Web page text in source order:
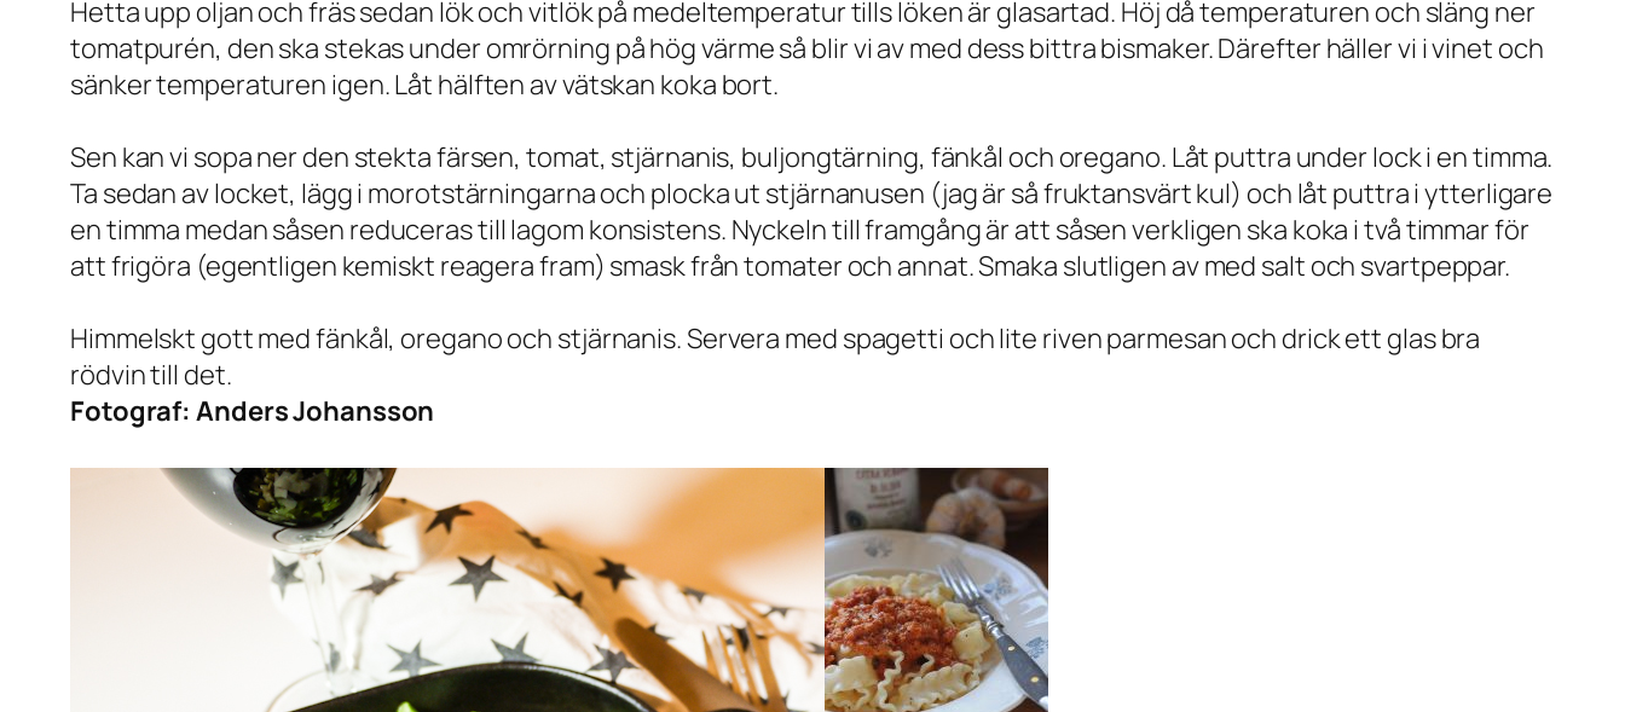
Hetta upp oljan och fräs sedan lök och vitlök på medeltemperatur tills löken är glasartad. Höj då temperaturen och släng ner
tomatpurén, den ska stekas under omrörning på hög värme så blir vi av med dess bittra bismaker. Därefter häller vi i vinet och
sänker temperaturen igen. Låt hälften av vätskan koka bort.
Sen kan vi sopa ner den stekta färsen, tomat, stjärnanis, buljongtärning, fänkål och oregano. Låt puttra under lock i en timma.
Ta sedan av locket, lägg i morotstärningarna och plocka ut stjärnanusen (jag är så fruktansvärt kul) och låt puttra i ytterligare
en timma medan såsen reduceras till lagom konsistens. Nyckeln till framgång är att såsen verkligen ska koka i två timmar för
att frigöra (egentligen kemiskt reagera fram) smask från tomater och annat. Smaka slutligen av med salt och svartpeppar.
Himmelskt gott med fänkål, oregano och stjärnanis. Servera med spagetti och lite riven parmesan och drick ett glas bra
rödvin till det.
Fotograf: Anders Johansson